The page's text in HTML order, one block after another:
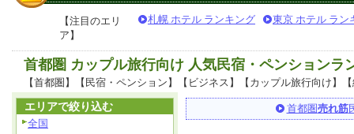
【注目のエリ
ア】
札幌 ホテル ランキング 東京 ホテル ラン
首都圏 カップル旅行向け 人気民宿・ペンションラ
【首都圏】【民宿・ペンション】【ビジネス】【カップル旅行向け】
首都圏売れ筋
エリアで絞り込む
全国